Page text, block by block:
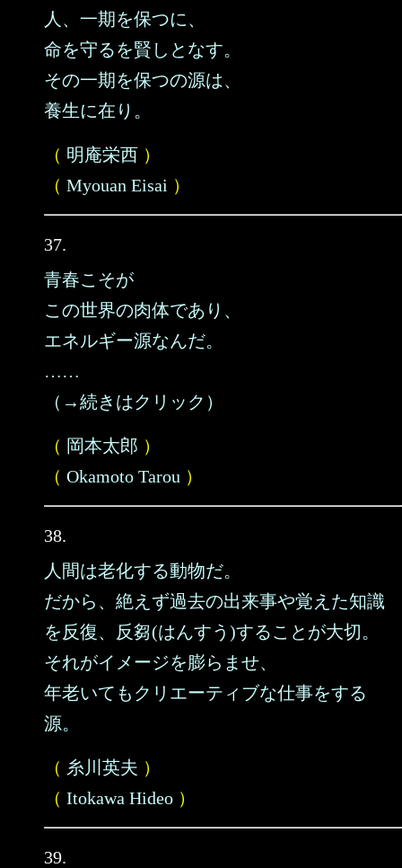
人、一期を保つに、
命を守るを賢しとなす。
その一期を保つの源は、
養生に在り。
（ 明庵栄西 ）
（ Myouan Eisai ）
37.
青春こそが
この世界の肉体であり、
エネルギー源なんだ。
……
（→続きはクリック）
（ 岡本太郎 ）
（ Okamoto Tarou ）
38.
人間は老化する動物だ。
だから、絶えず過去の出来事や覚えた知識
を反復、反芻(はんすう)することが大切。
それがイメージを膨らませ、
年老いてもクリエーティブな仕事をする
源。
（ 糸川英夫 ）
（ Itokawa Hideo ）
39.